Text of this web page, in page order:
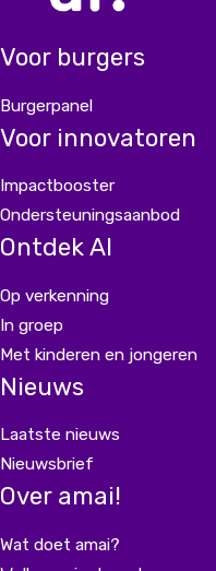
Voor burgers
Burgerpanel
Voor innovatoren
Impactbooster
Ondersteuningsaanbod
Ontdek AI
Op verkenning
In groep
Met kinderen en jongeren
Nieuws
Laatste nieuws
Nieuwsbrief
Over amai!
Wat doet amai?